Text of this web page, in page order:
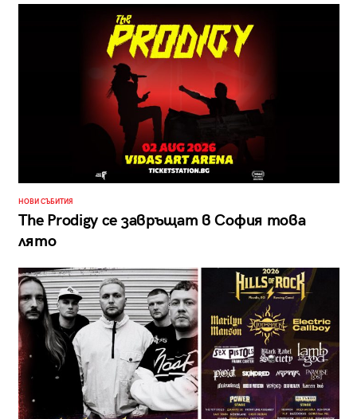
НОВИ СЪБИТИЯ
The Prodigy се завръщат в София това
лято